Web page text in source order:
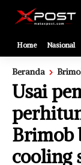
Home Nasional
Beranda
Usai
Brimob
cooling